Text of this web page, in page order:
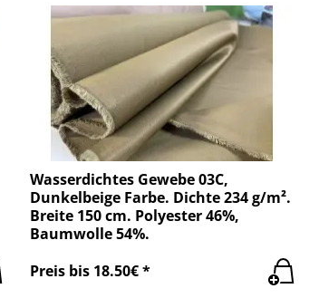
Wasserdichtes Gewebe 03C,
Dunkelbeige Farbe. Dichte 234 g/m².
Breite 150 cm. Polyester 46%,
Baumwolle 54%.
Preis bis 18.50€ *